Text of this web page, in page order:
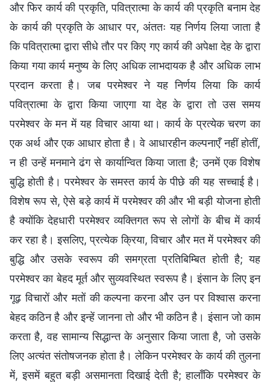
और फिर कार्य की प्रकृति, पवित्रात्मा के कार्य की प्रकृति बनाम देह
के कार्य की प्रकृति के आधार पर, अंततः यह निर्णय लिया जाता है
कि पवित्रात्मा द्वारा सीधे तौर पर किए गए कार्य की अपेक्षा देह के द्वारा
किया गया कार्य मनुष्य के लिए अधिक लाभदायक है और अधिक लाभ
प्रदान करता है। जब परमेश्वर ने यह निर्णय लिया कि कार्य
पवित्रात्मा के द्वारा किया जाएगा या देह के द्वारा तो उस समय
परमेश्वर के मन में यह विचार आया था। कार्य के प्रत्येक चरण का
एक अर्थ और एक आधार होता है। वे आधारहीन कल्पनाएँ नहीं होतीं,
न ही उन्हें मनमाने ढंग से कार्यान्वित किया जाता है; उनमें एक विशेष
बुद्धि होती है। परमेश्वर के समस्त कार्य के पीछे की यह सच्चाई है।
विशेष रूप से, ऐसे बड़े कार्य में परमेश्वर की और भी बड़ी योजना होती
है क्योंकि देहधारी परमेश्वर व्यक्तिगत रूप से लोगों के बीच में कार्य
कर रहा है। इसलिए, प्रत्येक क्रिया, विचार और मत में परमेश्वर की
बुद्धि और उसके स्वरूप की समग्रता प्रतिबिम्बित होती है; यह
परमेश्वर का बेहद मूर्त और सुव्यवस्थित स्वरूप है। इंसान के लिए इन
गूढ़ विचारों और मतों की कल्पना करना और उन पर विश्वास करना
बेहद कठिन है और इन्हें जानना तो और भी कठिन है। इंसान जो काम
करता है, वह सामान्य सिद्धान्त के अनुसार किया जाता है, जो उसके
लिए अत्यंत संतोषजनक होता है। लेकिन परमेश्वर के कार्य की तुलना
में, इसमें बहुत बड़ी असमानता दिखाई देती है; हालाँकि परमेश्वर के